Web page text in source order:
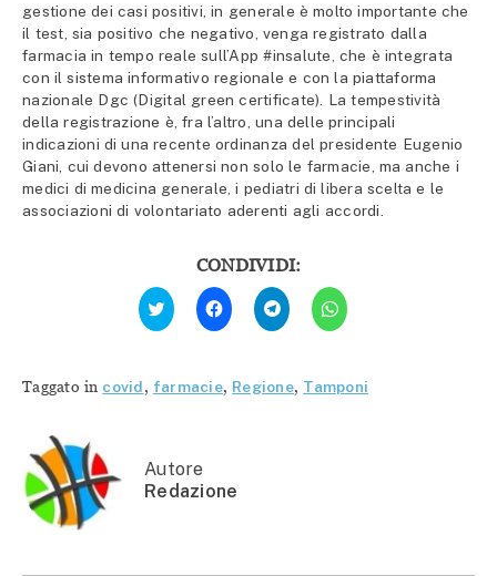
gestione dei casi positivi, in generale è molto importante che
il test, sia positivo che negativo, venga registrato dalla
farmacia in tempo reale sull’App #insalute, che è integrata
con il sistema informativo regionale e con la piattaforma
nazionale Dgc (Digital green certificate). La tempestività
della registrazione è, fra l’altro, una delle principali
indicazioni di una recente ordinanza del presidente Eugenio
Giani, cui devono attenersi non solo le farmacie, ma anche i
medici di medicina generale, i pediatri di libera scelta e le
associazioni di volontariato aderenti agli accordi.
CONDIVIDI:
Fai
clic
qui
Twitter
(Si
finestra)
Fai
clic
per
condividere
(Si
apre
Fai
clic
per
condividere
(Si
apre
Fai
clic
per
(Si
apre
Taggato in covid, farmacie, Regione, Tamponi
Autore
Redazione